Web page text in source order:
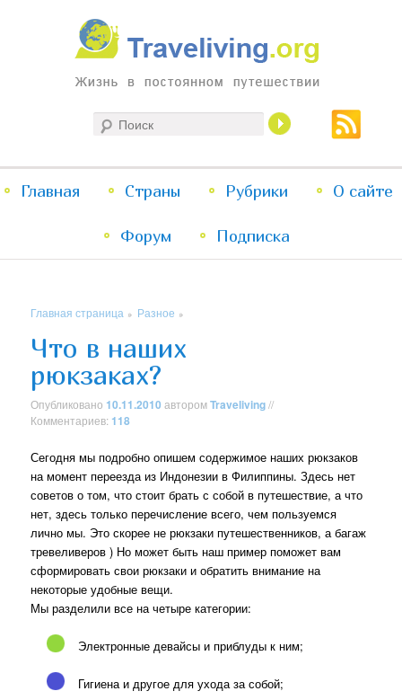
Traveliving
Жизнь в постоянном путешествии
меню
Перейти
к
Перейти
к
Главная Страны Рубрики О сайте
Форум Подписка
Главная страница » Разное »
Что в наших
рюкзаках?
Опубликовано 10.11.2010 авторомTraveliving//
Комментариев: 118
Сегодня мы подробно опишем содержимое наших рюкзаков
на момент переезда из Индонезии в Филиппины. Здесь нет
советов о том, что стоит брать с собой в путешествие, а что
нет, здесь только перечисление всего, чем пользуемся
лично мы. Это скорее не рюкзаки путешественников, а багаж
тревеливеров ) Но может быть наш пример поможет вам
сформировать свои рюкзаки и обратить внимание на
некоторые удобные вещи.
Мы разделили все на четыре категории:
Электронные девайсы и приблуды к ним;
Гигиена и другое для ухода за собой;